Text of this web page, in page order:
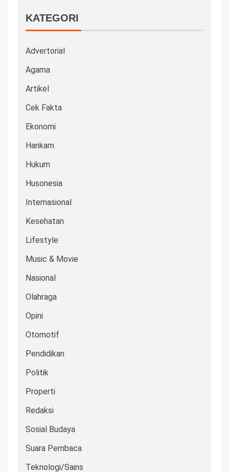
KATEGORI
Advertorial
Agama
Artikel
Cek Fakta
Ekonomi
Hankam
Hukum
Husonesia
Internasional
Kesehatan
Lifestyle
Music & Movie
Nasional
Olahraga
Opini
Otomotif
Pendidikan
Politik
Properti
Redaksi
Sosial Budaya
Suara Pembaca
Teknologi/Sains